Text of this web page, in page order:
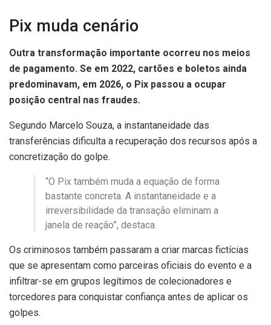
Pix muda cenário
Outra transformação importante ocorreu nos meios
de pagamento. Se em 2022, cartões e boletos ainda
predominavam, em 2026, o Pix passou a ocupar
posição central nas fraudes.
Segundo Marcelo Souza, a instantaneidade das
transferências dificulta a recuperação dos recursos após a
concretização do golpe.
“O Pix também muda a equação de forma
bastante concreta. A instantaneidade e a
irreversibilidade da transação eliminam a
janela de reação”, destaca.
Os criminosos também passaram a criar marcas fictícias
que se apresentam como parceiras oficiais do evento e a
infiltrar-se em grupos legítimos de colecionadores e
torcedores para conquistar confiança antes de aplicar os
golpes.